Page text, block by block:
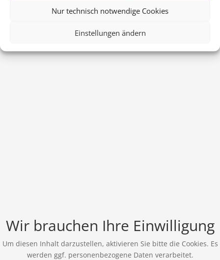
Nur technisch notwendige Cookies
Einstellungen ändern
Wir brauchen Ihre Einwilligung
Um diesen Inhalt darzustellen, aktivieren Sie bitte die Cookies. Es
werden ggf. personenbezogene Daten verarbeitet.